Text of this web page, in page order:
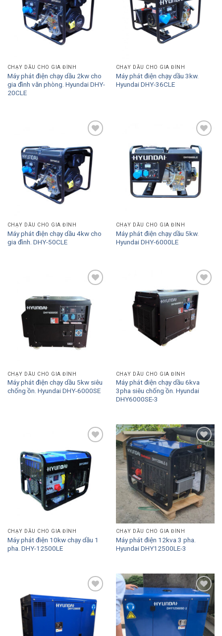
CHẠY DẦU CHO GIA ĐÌNH
Máy phát điện chạy dầu 2kw cho
gia đình văn phòng. Hyundai DHY-
20CLE
CHẠY DẦU CHO GIA ĐÌNH
Máy phát điện chạy dầu 3kw.
Hyundai DHY-36CLE
Wishlist
CHẠY DẦU CHO GIA ĐÌNH
Máy phát điện chạy dầu 4kw cho
gia đình. DHY-50CLE
Wishlist
CHẠY DẦU CHO GIA ĐÌNH
Máy phát điện chạy dầu 5kw.
Hyundai DHY-6000LE
Wishlist
CHẠY DẦU CHO GIA ĐÌNH
Máy phát điện chạy dầu 5kw siêu
chống ồn. Hyundai DHY-6000SE
Add to
Wishlist
CHẠY DẦU CHO GIA ĐÌNH
Máy phát điện chạy dầu 6kva
3pha siêu chống ồn. Hyundai
DHY6000SE-3
Add to
Wishlist
CHẠY DẦU CHO GIA ĐÌNH
Máy phát điện 10kw chạy dầu 1
pha. DHY-12500LE
Add to
Wishlist
CHẠY DẦU CHO GIA ĐÌNH
Máy phát điện 12kva 3 pha.
Hyundai DHY12500LE-3
Add to
Wishlist
Add to
Wishlist